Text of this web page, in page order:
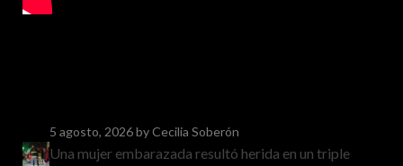
5 agosto, 2026by Cecilia Soberón
Una mujer embarazada resultó herida en un triple